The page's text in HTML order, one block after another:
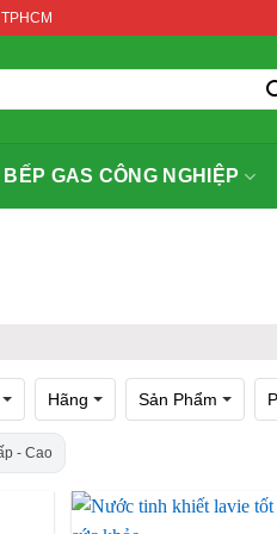
BẾP GAS CÔNG NGHIỆP
Hãng Sản Phẩm
- Cao